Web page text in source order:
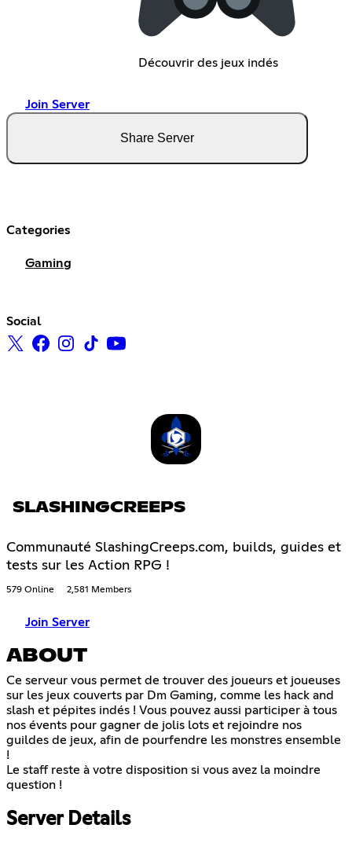
Découvrir des jeux indés
Join Server
Share Server
Categories
Gaming
Social
SLASHINGCREEPS
Communauté SlashingCreeps.com, builds, guides et
tests sur les Action RPG !
579 Online 2,581 Members
Join Server
ABOUT
Ce serveur vous permet de trouver des joueurs et joueuses
sur les jeux couverts par Dm Gaming, comme les hack and
slash et pépites indés ! Vous pouvez aussi participer à tous
nos évents pour gagner de jolis lots et rejoindre nos
guildes de jeux, afin de pourfendre les monstres ensemble
!
Le staff reste à votre disposition si vous avez la moindre
question !
Server Details